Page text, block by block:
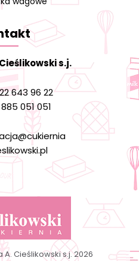
s.j.
643 96 22
051 051
Cieślikowski s.j. 2026